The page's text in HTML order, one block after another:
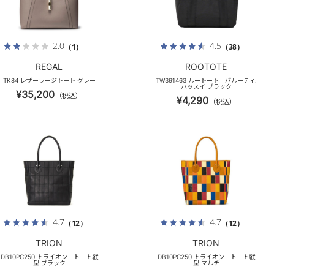
2.0（1）
REGAL
TK84 レザーラージトート グレー
¥35,200 （税込）
4.5 （38）
ROOTOTE
TW391463 ルートート パルーティ.
ハッスイ ブラック
¥4,290 （税込）
4.7（12）
TRION
DB10PC250 トライオン トート縦
型 ブラック
4.7（12）
TRION
DB10PC250 トライオン トート縦
型 マルチ